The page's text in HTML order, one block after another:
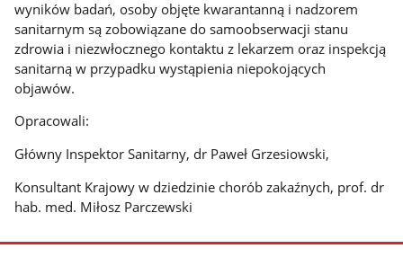
wyników badań, osoby objęte kwarantanną i nadzorem
sanitarnym są zobowiązane do samoobserwacji stanu
zdrowia i niezwłocznego kontaktu z lekarzem oraz inspekcją
sanitarną w przypadku wystąpienia niepokojących
objawów.
Opracowali:
Główny Inspektor Sanitarny, dr Paweł Grzesiowski,
Konsultant Krajowy w dziedzinie chorób zakaźnych, prof. dr
hab. med. Miłosz Parczewski